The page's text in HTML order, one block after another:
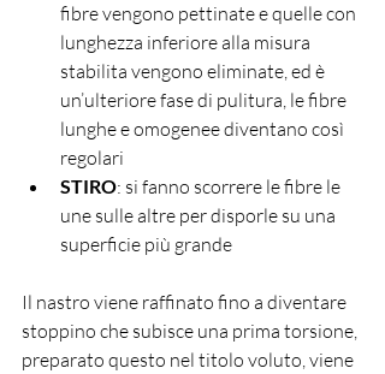
fibre vengono pettinate e quelle con
lunghezza inferiore alla misura
stabilita vengono eliminate, ed è
un’ulteriore fase di pulitura, le fibre
lunghe e omogenee diventano così
regolari
STIRO: si fanno scorrere le fibre le
une sulle altre per disporle su una
superficie più grande
Il nastro viene raffinato fino a diventare
stoppino che subisce una prima torsione,
preparato questo nel titolo voluto, viene